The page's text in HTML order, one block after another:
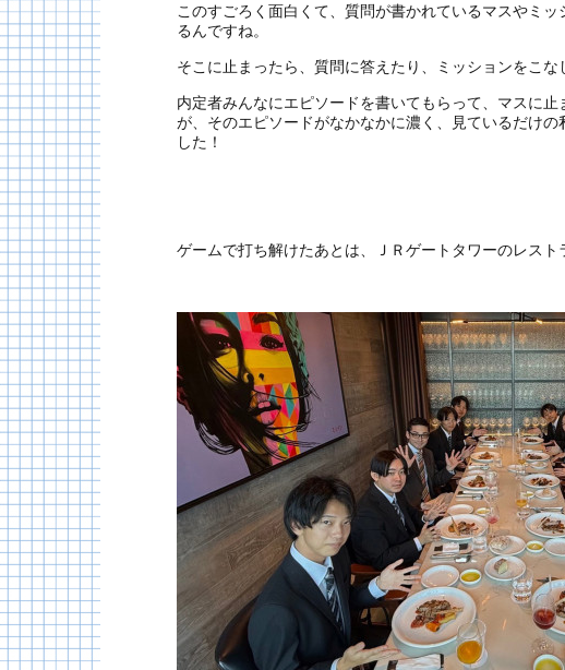
このすごろく面白くて、質問が書かれているマスやミ
るんですね。
そこに止まったら、質問に答えたり、ミッションをこな
内定者みんなにエピソードを書いてもらって、マスに
が、そのエピソードがなかなかに濃く、見ているだけ
した！
ゲームで打ち解けたあとは、ＪＲゲートタワーのレスト